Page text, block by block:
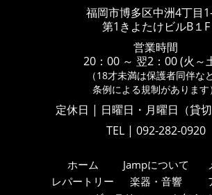
福岡市博多区中洲4丁目
第1きよたけビルB１F
営業時間
20：00 ～ 翌2：00 (火～
（18才未満は保護者同伴な
条例による規制があります）
定休日 | 日曜日・月曜日（貸切
TEL | 092-282-0920
ホーム Jampについて
レパートリー
楽器・音響